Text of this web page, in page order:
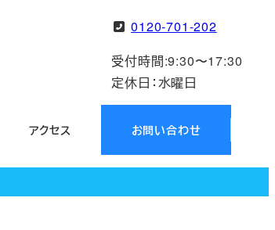
0120-701-202
受付時間:9:30〜17:30
定休日：水曜日
アクセス お問い合わせ